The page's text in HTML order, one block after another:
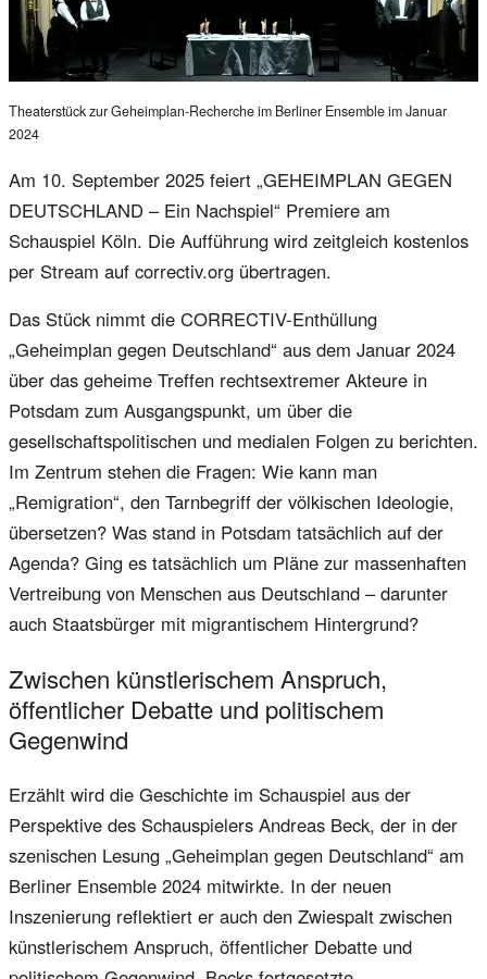
Theaterstück zur Geheimplan-Recherche im Berliner Ensemble im Januar
2024
Am 10. September 2025 feiert „GEHEIMPLAN GEGEN
DEUTSCHLAND – Ein Nachspiel“ Premiere am
Schauspiel Köln. Die Aufführung wird zeitgleich kostenlos
per Stream auf correctiv.org übertragen.
Das Stück nimmt die CORRECTIV-Enthüllung
„Geheimplan gegen Deutschland“ aus dem Januar 2024
über das geheime Treffen rechtsextremer Akteure in
Potsdam zum Ausgangspunkt, um über die
gesellschaftspolitischen und medialen Folgen zu berichten.
Im Zentrum stehen die Fragen: Wie kann man
„Remigration“, den Tarnbegriff der völkischen Ideologie,
übersetzen? Was stand in Potsdam tatsächlich auf der
Agenda? Ging es tatsächlich um Pläne zur massenhaften
Vertreibung von Menschen aus Deutschland – darunter
auch Staatsbürger mit migrantischem Hintergrund?
Zwischen künstlerischem Anspruch,
öffentlicher Debatte und politischem
Gegenwind
Erzählt wird die Geschichte im Schauspiel aus der
Perspektive des Schauspielers Andreas Beck, der in der
szenischen Lesung „Geheimplan gegen Deutschland“ am
Berliner Ensemble 2024 mitwirkte. In der neuen
Inszenierung reflektiert er auch den Zwiespalt zwischen
künstlerischem Anspruch, öffentlicher Debatte und